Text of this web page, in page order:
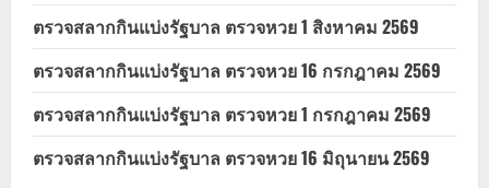
ตรวจสลากกินแบ่งรัฐบาล ตรวจหวย 1 สิงหาคม 2569
ตรวจสลากกินแบ่งรัฐบาล ตรวจหวย 16 กรกฎาคม 2569
ตรวจสลากกินแบ่งรัฐบาล ตรวจหวย 1 กรกฎาคม 2569
ตรวจสลากกินแบ่งรัฐบาล ตรวจหวย 16 มิถุนายน 2569